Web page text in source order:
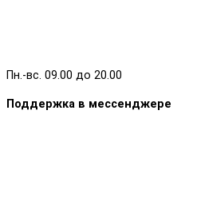
Пн.-вс. 09.00 до 20.00
Поддержка в мессенджере